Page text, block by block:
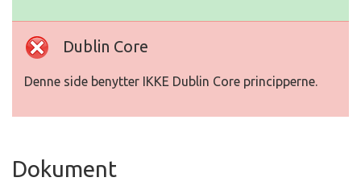
Dublin Core
Denne side benytter IKKE Dublin Core principperne.
Dokument